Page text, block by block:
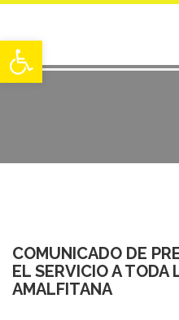
COMUNICADO DE
EL SERVICIO A TODA
AMALFITANA
Abrir barra